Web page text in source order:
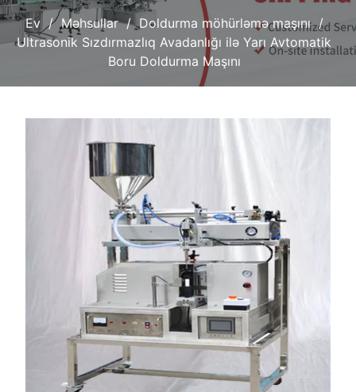
Ev Məhsullar
Doldurma möhürləmə maşını
Ultrasonik Sızdırmazlıq Avadanlığı ilə Yarı Avtomatik
Boru Doldurma Maşını